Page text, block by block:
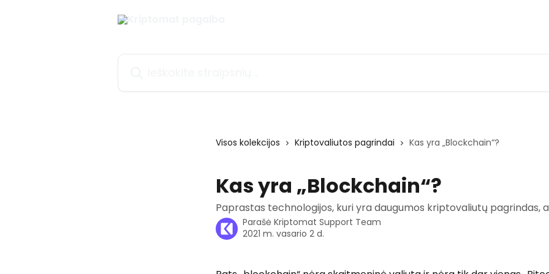
Visos kolekcijos Kriptovaliutos pagrindai Kas yra „Blockchain“?
Kas yra „Blockchain“?
Paprastas technologijos, kuri yra daugumos kriptovaliutų pagrindas,
Parašė Kriptomat Support Team
2021 m. vasario 2 d.